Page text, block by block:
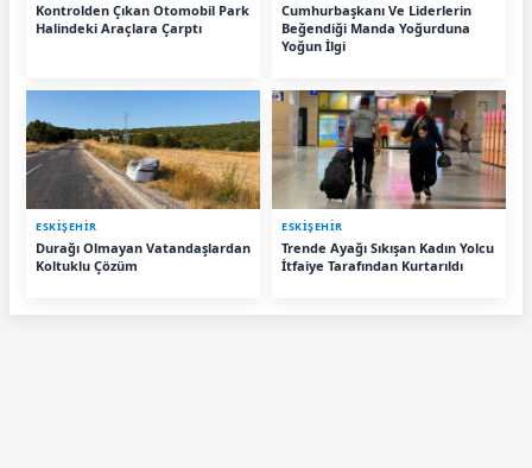
Kontrolden Çıkan Otomobil Park
Halindeki Araçlara Çarptı
Cumhurbaşkanı Ve Liderlerin
Beğendiği Manda Yoğurduna
Yoğun İlgi
ESKIŞEHIR
Durağı Olmayan Vatandaşlardan
Koltuklu Çözüm
ESKIŞEHIR
Trende Ayağı Sıkışan Kadın Yolcu
İtfaiye Tarafından Kurtarıldı